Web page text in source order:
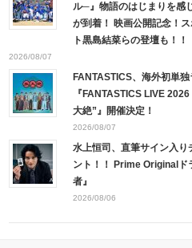
ル─』物語のはじまりを感
が到着！ 映画公開記念！
ト黒島結菜らの登壇も！！
2026/08/07
FANTASTICS、海外初単
『FANTASTICS LIVE
大絶”』開催決定！
2026/08/07
水上恒司、直筆サイン入り
ント！！ Prime Originalド
者』
2026/08/06